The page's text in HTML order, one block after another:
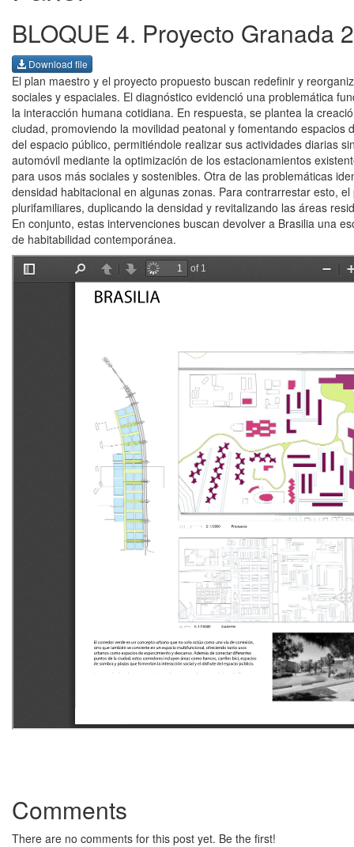
BLOQUE 4. Proyecto Granada
Download file
El plan maestro y el proyecto propuesto buscan redefinir y
sociales y espaciales. El diagnóstico evidenció una problemática
la interacción humana cotidiana. En respuesta, se plantea la
ciudad, promoviendo la movilidad peatonal y fomentando
del espacio público, permitiéndole realizar sus actividades diarias
automóvil mediante la optimización de los estacionamientos
para usos más sociales y sostenibles. Otra de las problemáticas
densidad habitacional en algunas zonas. Para contrarrestar esto,
plurifamiliares, duplicando la densidad y revitalizando las áreas
En conjunto, estas intervenciones buscan devolver a Brasilia una
de habitabilidad contemporánea.
Comments
There are no comments for this post yet. Be the first!